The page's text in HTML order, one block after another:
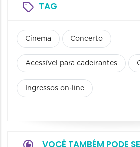
TAG
Cinema Concerto
Acessível para cadeirantes
Ingressos on-line
VOCÊ TAMBÉM PODE